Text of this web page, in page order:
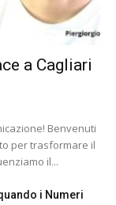
a Cagliari
Benvenuti
per trasformare il
il...
i Numeri